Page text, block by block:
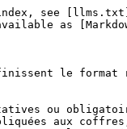
see
as
le
ou
aux